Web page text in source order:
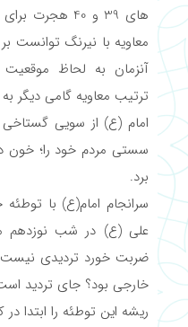
های 39 و 40
معاویه با نیرنگ توانست
آنزمان به لحاظ
ترتیب معاویه گامی دیگر
امام (ع) از سویی گستاخی
سستی مردم خود را؛ خون
برد.
سرانجام امام(ع) با
علی (ع) در شب نوزدهم
ضربت خورد تردیدی
خارجی بود؟ جای تردید
ریشه این توطئه را ابتدا